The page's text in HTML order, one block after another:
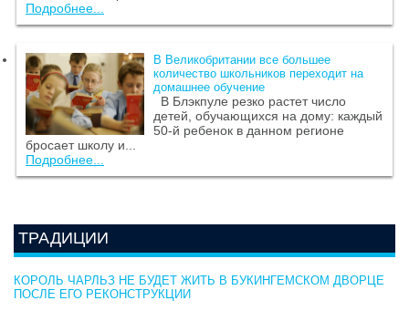
Подробнее...
В Великобритании все большее
количество школьников переходит на
домашнее обучение
В Блэкпуле резко растет число
детей, обучающихся на дому: каждый
50-й ребенок в данном регионе
бросает школу и...
Подробнее...
ТРАДИЦИИ
КОРОЛЬ ЧАРЛЬЗ НЕ БУДЕТ ЖИТЬ В БУКИНГЕМСКОМ ДВОРЦЕ
ПОСЛЕ ЕГО РЕКОНСТРУКЦИИ